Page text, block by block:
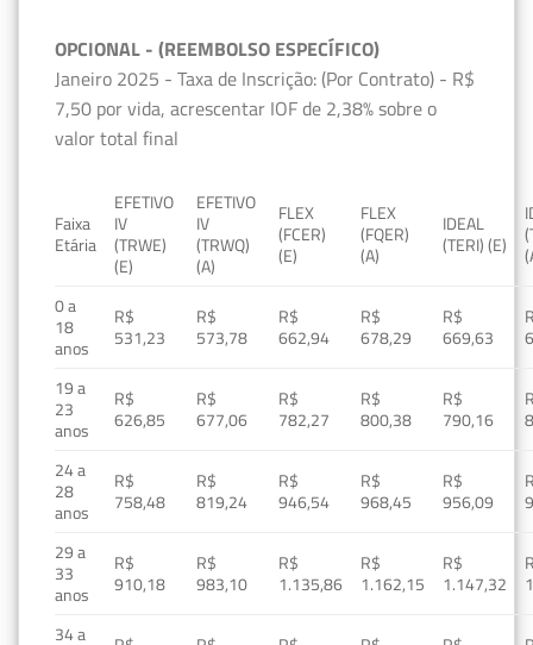
OPCIONAL - (REEMBOLSO ESPECÍFICO)
Janeiro 2025 - Taxa de Inscrição: (Por Contrato) - R$
7,50 por vida, acrescentar IOF de 2,38% sobre o
valor total final
Faixa
Etária
EFETIVO
IV
(TRWE)
(E)
EFETIVO
IV
(TRWQ)
(A)
FLEX
(FCER)
(E)
FLEX
(FQER)
(A)
IDEAL
(TERI) (E)
0 a
18
anos
R$
531,23
R$
573,78
R$
662,94
R$
678,29
R$
669,63
19 a
23
anos
R$
626,85
R$
677,06
R$
782,27
R$
800,38
R$
790,16
24 a
28
anos
R$
758,48
R$
819,24
R$
946,54
R$
968,45
R$
956,09
29 a
33
anos
R$
910,18
R$
983,10
R$
1.135,86
R$
1.162,15
R$
1.147,32
34 a